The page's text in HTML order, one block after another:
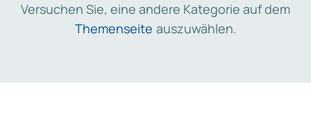
Versuchen Sie, eine andere Kategorie auf dem
Themenseite auszuwählen.